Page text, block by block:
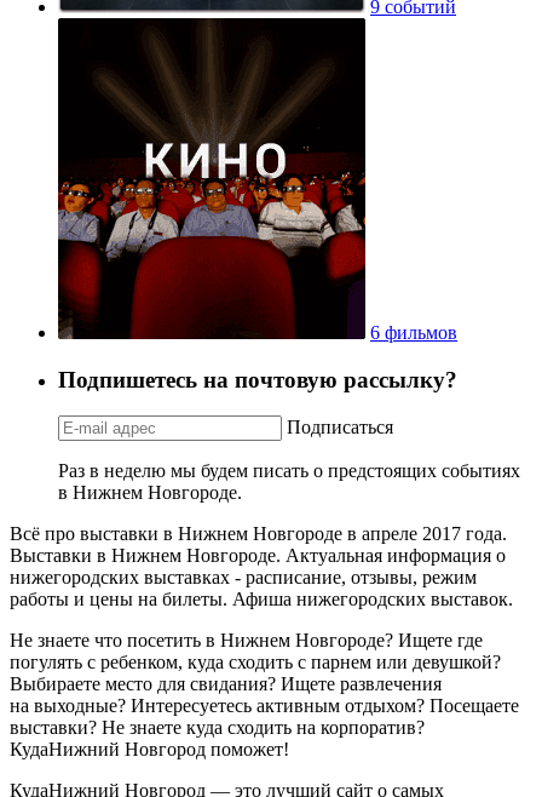
9 событий
6 фильмов
Подпишетесь на почтовую рассылку?
Подписаться
Раз в неделю мы будем писать о предстоящих событиях
в Нижнем Новгороде.
Всё про выставки в Нижнем Новгороде в апреле 2017 года.
Выставки в Нижнем Новгороде. Актуальная информация о
нижегородских выставках - расписание, отзывы, режим
работы и цены на билеты. Афиша нижегородских выставок.
Не знаете что посетить в Нижнем Новгороде? Ищете где
погулять с ребенком, куда сходить с парнем или девушкой?
Выбираете место для свидания? Ищете развлечения
на выходные? Интересуетесь активным отдыхом? Посещаете
выставки? Не знаете куда сходить на корпоратив?
КудаНижний Новгород поможет!
КудаНижний Новгород — это лучший сайт о самых